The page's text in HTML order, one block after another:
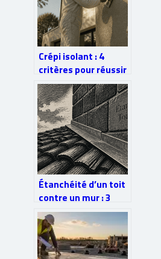
Crépi isolant : 4
critères pour réussir
son isolation
thermique par
l’extérieur
Étanchéité d’un toit
contre un mur : 3
règles d’or pour
stopper les
infiltrations